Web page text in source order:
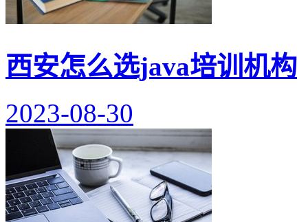
西安怎么选java培训机构
2023-08-30